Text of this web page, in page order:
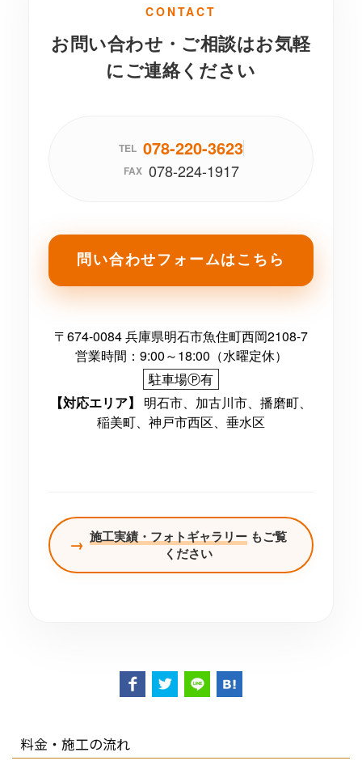
CONTACT
お問い合わせ・ご相談はお気軽
にご連絡ください
TEL 078-220-3623
FAX 078-224-1917
問い合わせフォームはこちら
〒674-0084 兵庫県明石市魚住町西岡2108-7
営業時間：9:00～18:00（水曜定休）
駐車場Ⓟ有
【対応エリア】
明石市、加古川市、播磨町、
稲美町、神戸市西区、垂水区
→ 施工実績・フォトギャラリー もご覧
ください
料金・施工の流れ